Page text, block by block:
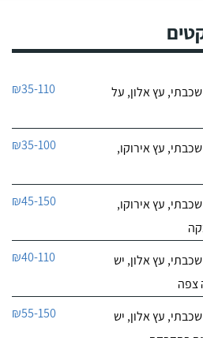
עץ אלון, על
₪35-110
עץ אירוקו,
₪35-100
עץ אירוקו,
₪45-150
עץ אלון, יש
צפה
₪40-110
עץ אלון, יש
₪55-150